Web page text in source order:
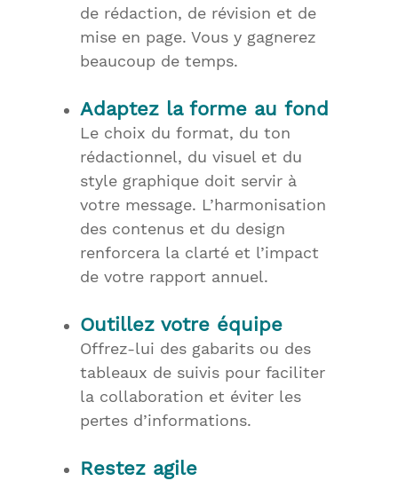
de rédaction, de révision et de
mise en page. Vous y gagnerez
beaucoup de temps.
Adaptez la forme au fond
Le choix du format, du ton
rédactionnel, du visuel et du
style graphique doit servir à
votre message. L’harmonisation
des contenus et du design
renforcera la clarté et l’impact
de votre rapport annuel.
Outillez votre équipe
Offrez-lui des gabarits ou des
tableaux de suivis pour faciliter
la collaboration et éviter les
pertes d’informations.
Restez agile